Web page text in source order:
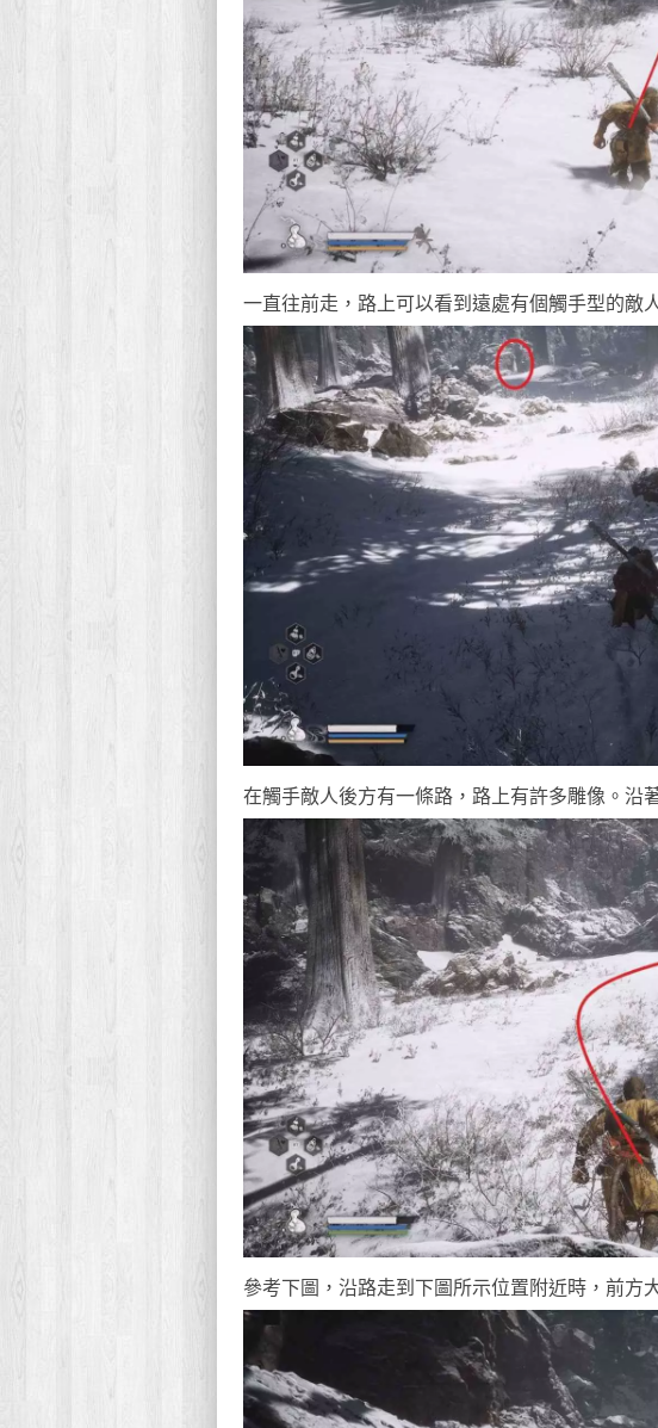
一直往前走，路上可以看到遠處有個觸手型的敵
在觸手敵人後方有一條路，路上有許多雕像。沿
參考下圖，沿路走到下圖所示位置附近時，前方